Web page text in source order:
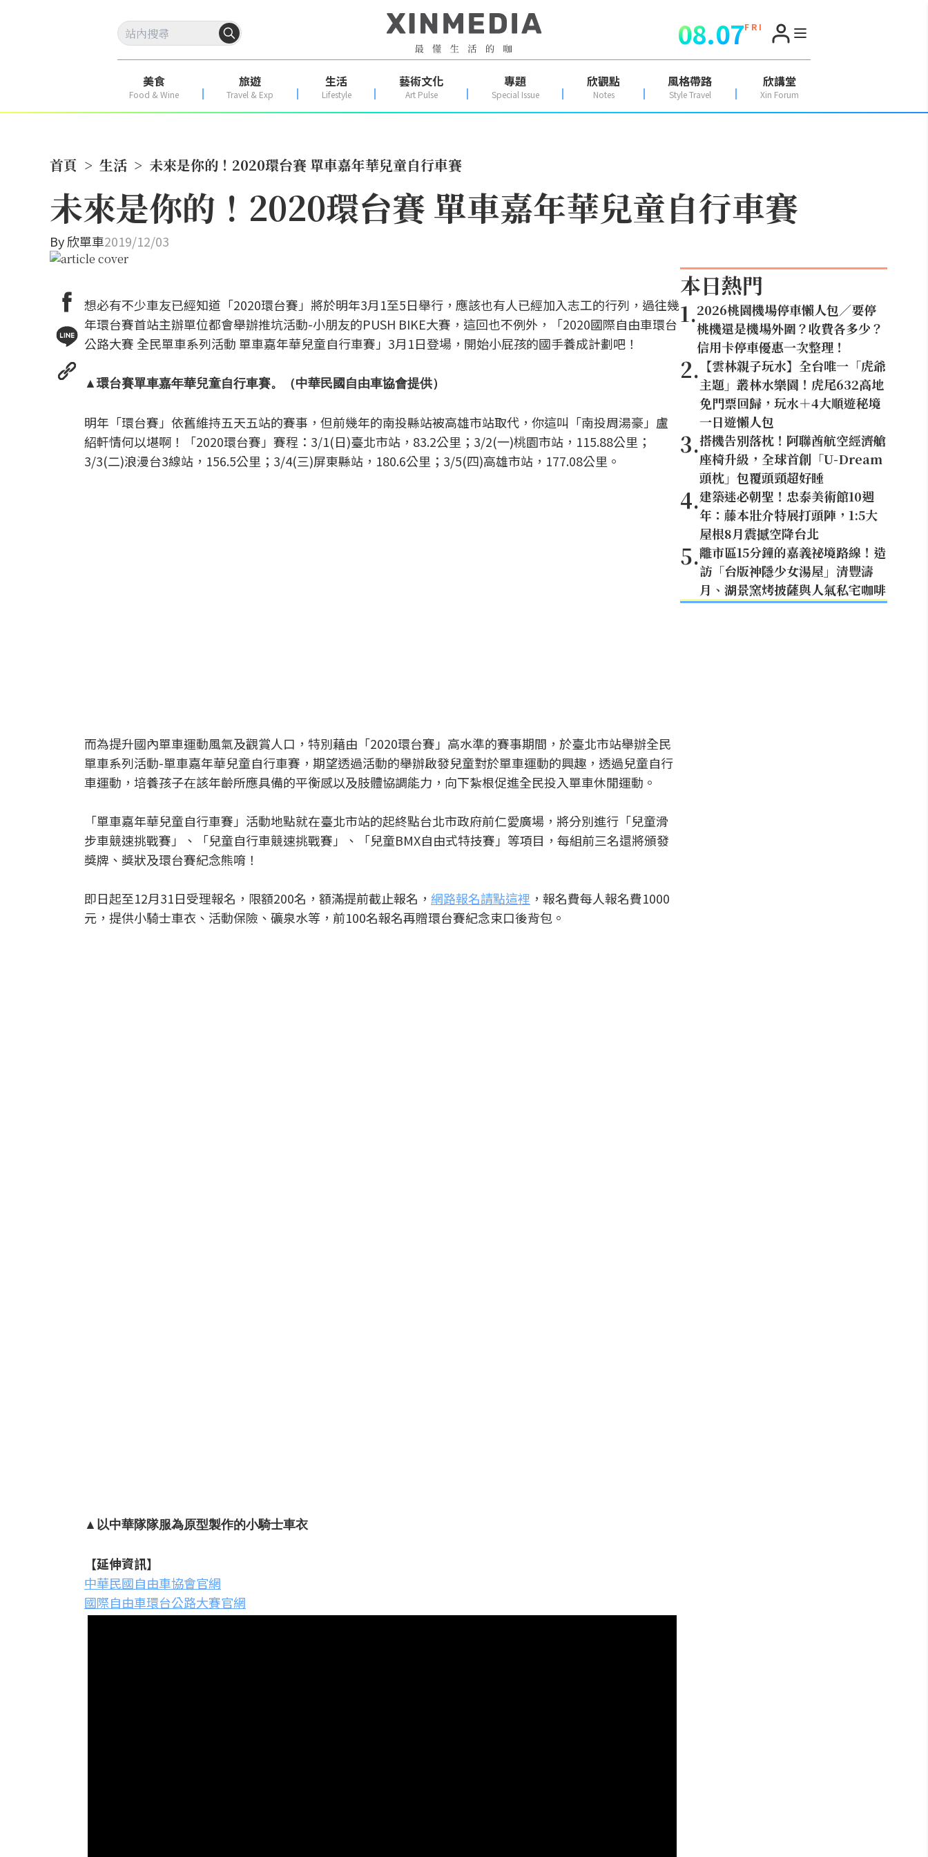
08.07F R I
美食
Food & Wine
旅遊
Travel & Exp
生活
Lifestyle
藝術文化
Art Pulse
專題
Special Issue
欣觀點
Notes
風格帶路
Style Travel
欣講堂
Xin Forum
首頁 > 生活 > 未來是你的！2020環台賽 單車嘉年華兒童自行車賽
未來是你的！2020環台賽 單車嘉年華兒童自行車賽
By欣單車2019/12/03
想必有不少車友已經知道「2020環台賽」將於明年3月1至5日舉行，應該也有人已經加入志工的行列，過往幾
年環台賽首站主辦單位都會舉辦推坑活動-小朋友的PUSH BIKE大賽，這回也不例外，「2020國際自由車環台
公路大賽 全民單車系列活動 單車嘉年華兒童自行車賽」3月1日登場，開始小屁孩的國手養成計劃吧！
▲環台賽單車嘉年華兒童自行車賽。（中華民國自由車協會提供）
明年「環台賽」依舊維持五天五站的賽事，但前幾年的南投縣站被高雄市站取代，你這叫「南投周湯豪」盧
紹軒情何以堪啊！「2020環台賽」賽程：3/1(日)臺北市站，83.2公里；3/2(一)桃園市站，115.88公里；
3/3(二)浪漫台3線站，156.5公里；3/4(三)屏東縣站，180.6公里；3/5(四)高雄市站，177.08公里。
而為提升國內單車運動風氣及觀賞人口，特別藉由「2020環台賽」高水準的賽事期間，於臺北市站舉辦全民
單車系列活動-單車嘉年華兒童自行車賽，期望透過活動的舉辦啟發兒童對於單車運動的興趣，透過兒童自行
車運動，培養孩子在該年齡所應具備的平衡感以及肢體協調能力，向下紮根促進全民投入單車休閒運動。
「單車嘉年華兒童自行車賽」活動地點就在臺北市站的起終點台北市政府前仁愛廣場，將分別進行「兒童滑
步車競速挑戰賽」、「兒童自行車競速挑戰賽」、「兒童BMX自由式特技賽」等項目，每組前三名還將頒發
獎牌、獎狀及環台賽紀念熊唷！
即日起至12月31日受理報名，限額200名，額滿提前截止報名， 網路報名請點這裡 ，報名費每人報名費1000
元，提供小騎士車衣、活動保險、礦泉水等，前100名報名再贈環台賽紀念束口後背包。
▲以中華隊隊服為原型製作的小騎士車衣
【延伸資訊】
中華民國自由車協會官網
國際自由車環台公路大賽官網
本日熱門
1.2026桃園機場停車懶人包／要停
桃機還是機場外圍？收費各多少？
信用卡停車優惠一次整理！
2. 【雲林親子玩水】全台唯一「虎爺
主題」叢林水樂園！虎尾632高地
免門票回歸，玩水＋4大順遊秘境
一日遊懶人包
3.搭機告別落枕！阿聯酋航空經濟艙
座椅升級，全球首創「U-Dream
頭枕」包覆頭頸超好睡
4.建築迷必朝聖！忠泰美術館10週
年：藤本壯介特展打頭陣，1:5大
屋根8月震撼空降台北
5.離市區15分鐘的嘉義祕境路線！造
訪「台版神隱少女湯屋」清豐濤
月、湖景窯烤披薩與人氣私宅咖啡